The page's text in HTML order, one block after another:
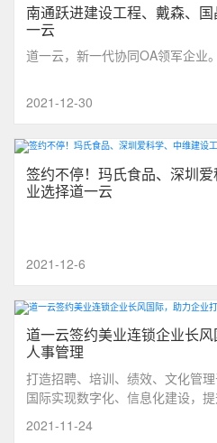
南通跃进建设工程、戴森、
一云
道一云，新一代协同OA领军企业。
2021-12-30
签约不停！玛氏食品、深圳
业选择道一云
2021-12-6
道一云签约美业连锁企业长
人事管理
打造招聘、培训、绩效、文化管
国际实现数字化、信息化建设，提
2021-11-24